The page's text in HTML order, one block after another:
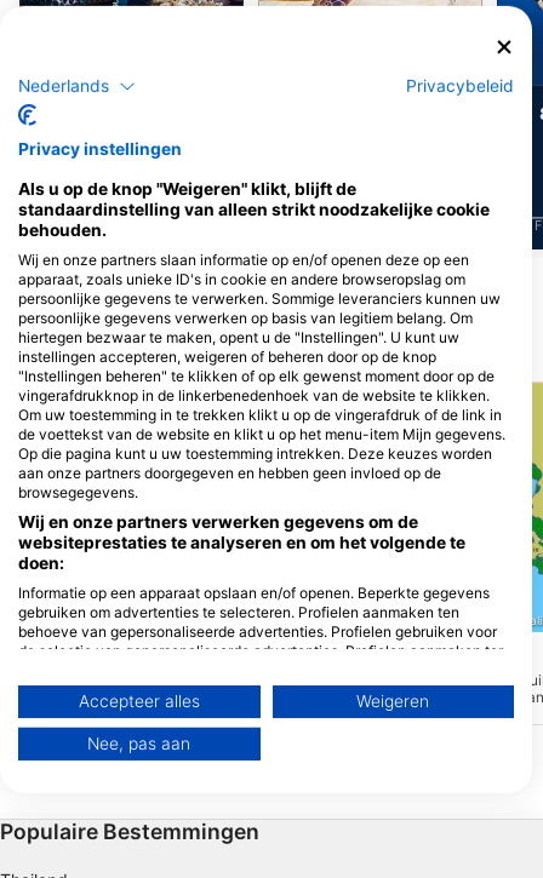
J F M A F
Meer dieren weergeven
DUIKSTEKKEN IN DE BUURT
Marsa Shoni Bay(★4.3)
Ook bekend als Shoni Bay, deze site
heeft een gemakkelijke, zanderige ingang
het zuiden. Aan de zuidkant, ongeveer
80m van het hoofdrif, zijn prachtige
koraalblokken te vinden met veel
kleurrijke harde koralen.
Extra Divers Ghalib, Port
Verbazingwekkende
ongeveer 50 min.
Ghalib Marina en waar
worden aangeboden.
Populaire Bestemmingen
Nederlands Privacybeleid
Privacy instellingen
Als u op de knop "Weigeren" klikt, blijft de
standaardinstelling van alleen strikt noodzakelijke cookie
behouden.
Wij en onze partners slaan informatie op en/of openen deze op een
apparaat, zoals unieke ID's in cookie en andere browseropslag om
persoonlijke gegevens te verwerken. Sommige leveranciers kunnen uw
persoonlijke gegevens verwerken op basis van legitiem belang. Om
hiertegen bezwaar te maken, opent u de "Instellingen". U kunt uw
instellingen accepteren, weigeren of beheren door op de knop
"Instellingen beheren" te klikken of op elk gewenst moment door op de
vingerafdrukknop in de linkerbenedenhoek van de website te klikken.
Om uw toestemming in te trekken klikt u op de vingerafdruk of de link in
de voettekst van de website en klikt u op het menu-item Mijn gegevens.
Op die pagina kunt u uw toestemming intrekken. Deze keuzes worden
aan onze partners doorgegeven en hebben geen invloed op de
browsegegevens.
Wij en onze partners verwerken gegevens om de
websiteprestaties te analyseren en om het volgende te
doen:
Informatie op een apparaat opslaan en/of openen. Beperkte gegevens
gebruiken om advertenties te selecteren. Profielen aanmaken ten
behoeve van gepersonaliseerde advertenties. Profielen gebruiken voor
de selectie van gepersonaliseerde advertenties. Profielen aanmaken ter
gepersonaliseerde content. De prestaties van advertenties meten.
Contentprestaties meten. Publieksgroepen begrijpen aan de hand van
statistieken of combinaties van gegevens uit verschillende bronnen.
Diensten ontwikkelen en verbeteren. Beperkte gegevens gebruiken om
https://business.safety.google/privacy/
Gegevens kunnen buiten de Europese Unie worden gedeeld en naar de
Accepteer alles Weigeren
Nee, pas aan